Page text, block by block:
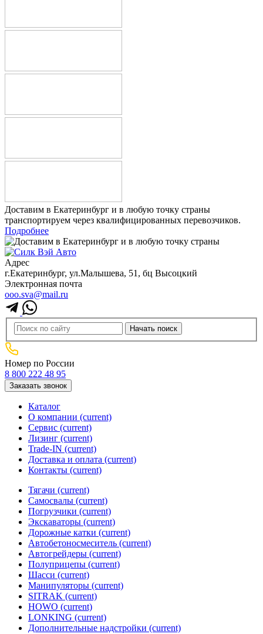
Доставим в Екатеринбург и в любую точку страны
транспортируем через квалифицированных перевозчиков.
Подробнее
Адрес
г.Екатеринбург, ул.Малышева, 51, бц Высоцкий
Электронная почта
ooo.sva@mail.ru
Номер по России
8 800 222 48 95
Заказать звонок
Каталог
О компании (current)
Сервис (current)
Лизинг (current)
Trade-IN (current)
Доставка и оплата (current)
Контакты (current)
Тягачи (current)
Cамосвалы (current)
Погрузчики (current)
Экскаваторы (current)
Дорожные катки (current)
Автобетоносмеситель (current)
Автогрейдеры (current)
Полуприцепы (current)
Шасси (current)
Манипуляторы (current)
SITRAK (current)
HOWO (current)
LONKING (current)
Дополнительные надстройки (current)